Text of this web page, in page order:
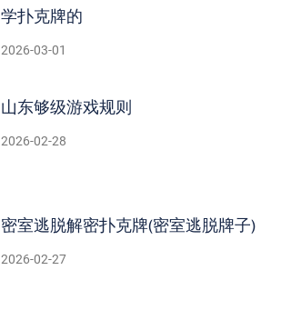
学扑克牌的
2026-03-01
山东够级游戏规则
2026-02-28
密室逃脱解密扑克牌(密室逃脱牌子)
2026-02-27